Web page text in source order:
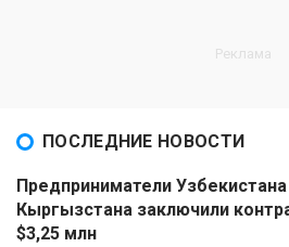
ПОСЛЕДНИЕ НОВОСТИ
Предприниматели
Кыргызстана заключили
$3,25 млн